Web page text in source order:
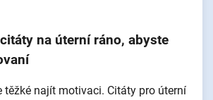
na úterní ráno, abyste
těžké najít motivaci. Citáty pro úterní